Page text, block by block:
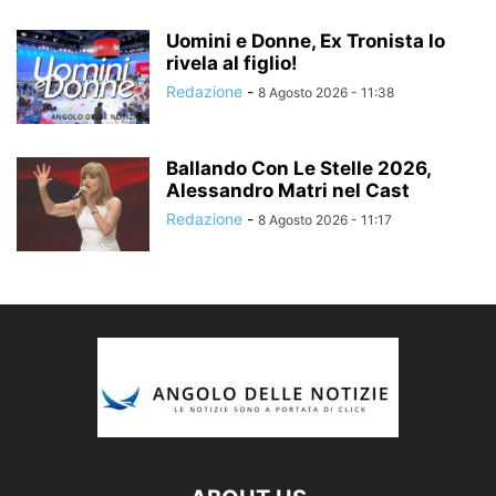
Uomini e Donne, Ex Tronista lo
rivela al figlio!
Redazione - 8 Agosto 2026 - 11:38
Ballando Con Le Stelle 2026,
Alessandro Matri nel Cast
Redazione - 8 Agosto 2026 - 11:17